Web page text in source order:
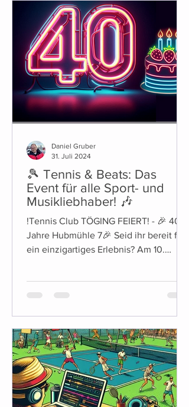
🎾 Tennis & Beats: Das
Event für alle Sport- und
Musikliebhaber! 🎶
!Tennis Club TÖGING FEIERT! - 🎉 40
Jahre Hubmühle 7🎉 Seid ihr bereit für
ein einzigartiges Erlebnis? Am 10.
Daniel Gruber
31. Juli 2024